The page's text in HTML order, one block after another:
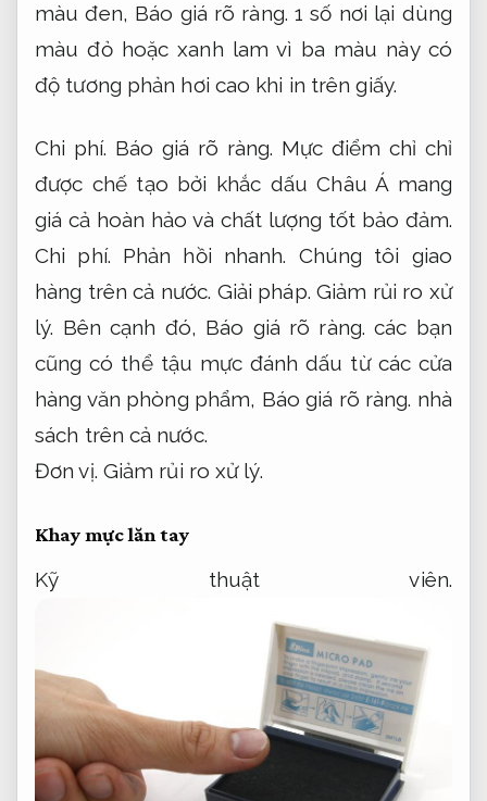
màu đen, Báo giá rõ ràng. 1 số nơi lại dùng
màu đỏ hoặc xanh lam vì ba màu này có
độ tương phản hơi cao khi in trên giấy.
Chi phí. Báo giá rõ ràng. Mực điểm chỉ chỉ
được chế tạo bởi khắc dấu Châu Á mang
giá cả hoàn hảo và chất lượng tốt bảo đảm.
Chi phí. Phản hồi nhanh. Chúng tôi giao
hàng trên cả nước. Giải pháp. Giảm rủi ro xử
lý. Bên cạnh đó, Báo giá rõ ràng. các bạn
cũng có thể tậu mực đánh dấu từ các cửa
hàng văn phòng phẩm, Báo giá rõ ràng. nhà
sách trên cả nước.
Đơn vị. Giảm rủi ro xử lý.
Khay mực lăn tay
Kỹ thuật viên.